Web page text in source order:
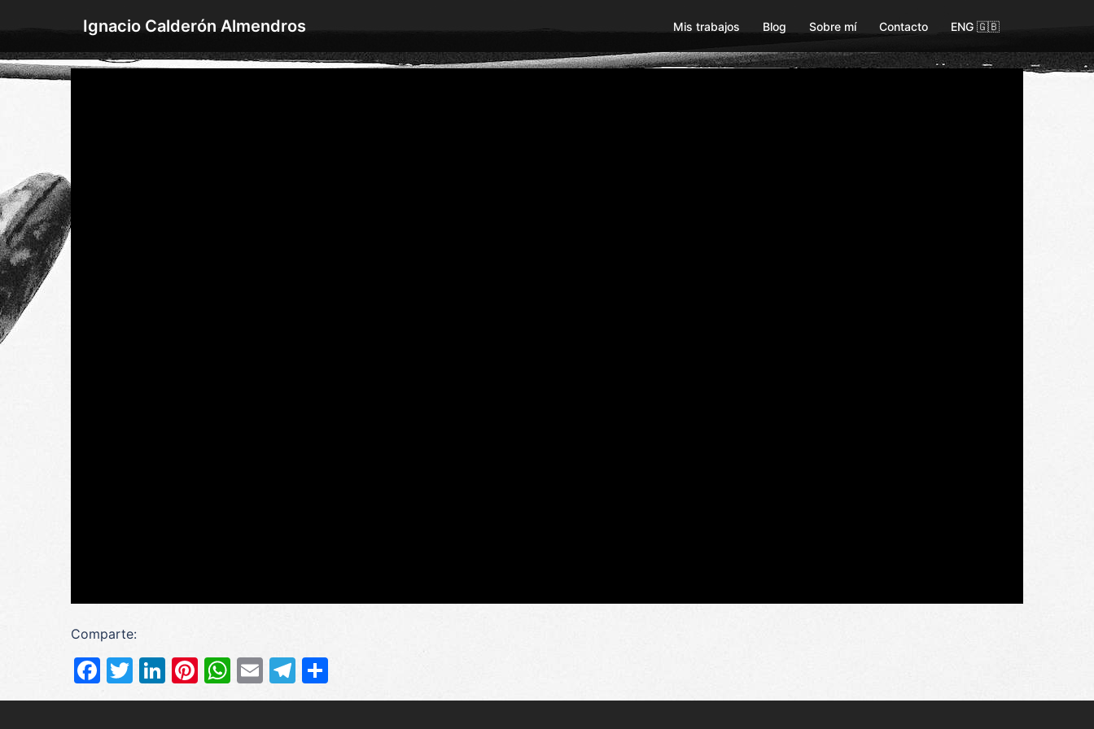
al
contenido
Ignacio Calderón Almendros Mis trabajos Blog Sobre mí Contacto ENG 🇬🇧
Comparte:
Facebook
Twitter
LinkedIn
Pinterest
WhatsApp
EmailTelegram